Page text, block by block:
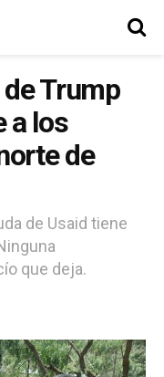
Trump
a los
de
de Usaid tiene
que deja.